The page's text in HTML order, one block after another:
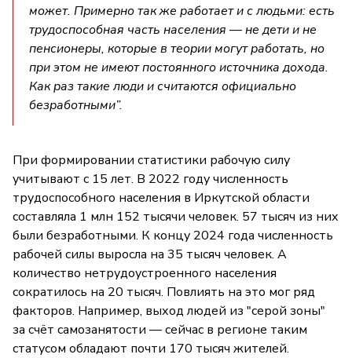
может. Примерно так же работает и с людьми: есть
трудоспособная часть населения — не дети и не
пенсионеры, которые в теории могут работать, но
при этом не имеют постоянного источника дохода.
Как раз такие люди и считаются официально
безработными”.
При формировании статистики рабочую силу
учитывают с 15 лет. В 2022 году численность
трудоспособного населения в Иркутской области
составляла 1 млн 152 тысячи человек. 57 тысяч из них
были безработными. К концу 2024 года численность
рабочей силы выросла на 35 тысяч человек. А
количество нетрудоустроенного населения
сократилось на 20 тысяч. Повлиять на это мог ряд
факторов. Например, выход людей из "серой зоны"
за счёт самозанятости — сейчас в регионе таким
статусом обладают почти 170 тысяч жителей.